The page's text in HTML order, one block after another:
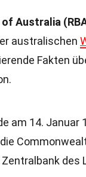
of Australia
australischen
Fakten
am 14. Januar
des